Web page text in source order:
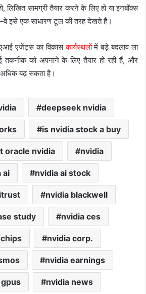
लिखित सामग्री तैयार करने के लिए हो या इनबॉक्स
इसे एक साधारण टूल की तरह देखते हैं।
एजेंट्स का विकासकार्यस्थलोंमें बड़े बदलाव ला
को अपनाने के लिए तैयार हो रही हैं, और
बढ़ सकता है।
deepseek nvidia
is nvidia stock a buy
oracle nvidia nvidia
ai nvidia ai stock
nvidia blackwell
study nvidia ces
nvidia corp.
nvidia earnings
nvidia news